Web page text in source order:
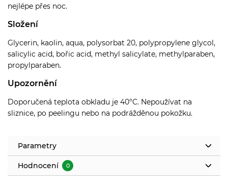
nejlépe přes noc.
Složení
Glycerin, kaolin, aqua, polysorbat 20, polypropylene glycol,
salicylic acid, bořic acid, methyl salicylate, methylparaben,
propylparaben.
Upozornění
Doporučená teplota obkladu je 40°C. Nepoužívat na
sliznice, po peelingu nebo na podrážděnou pokožku.
Parametry
Hodnocení 0